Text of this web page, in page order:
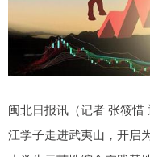
闽北日报讯（记者 张筱
江学子走进武夷山，开启